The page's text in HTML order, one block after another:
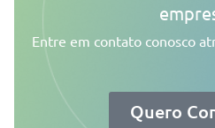
Entre em contato conosco
Quero